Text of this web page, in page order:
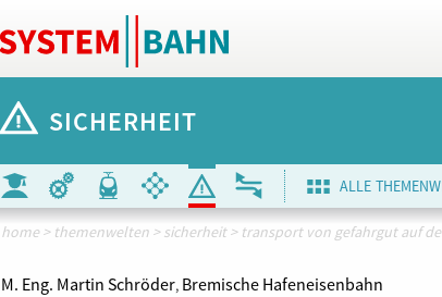
SICHERHEIT
ALLE
home > themenwelten >sicherheit > transport von gefahrgut auf
M. Eng. Martin Schröder, Bremische Hafeneisenbahn